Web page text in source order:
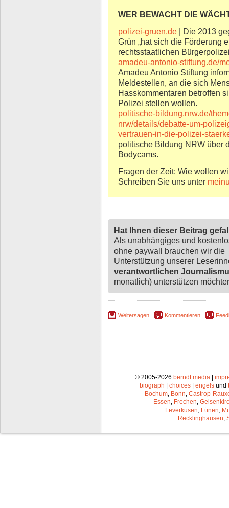
WER BEWACHT DIE
polizei-gruen.de | Die 2013
Grün „hat sich die Förderung
rechtsstaatlichen
amadeu-antonio-stiftung.de/
Amadeu Antonio Stiftung
Meldestellen, an die sich
Hasskommentaren betroffen
Polizei stellen wollen.
politische-bildung.nrw.de/
nrw/details/debatte-um-
vertrauen-in-die-polizei-
politische Bildung NRW über
Bodycams.
Fragen der Zeit: Wie wollen
Schreiben Sie uns unter
Hat Ihnen dieser Beitrag
Als unabhängiges und
ohne paywall brauchen wir die
Unterstützung unserer
verantwortlichen
monatlich) unterstützen
Weitersagen Kommentieren
© 2005-2026 berndt media |
biograph | choices | engels und
Bochum Bonn Castrop-
Essen Frechen
Leverkusen Lünen
Recklinghausen